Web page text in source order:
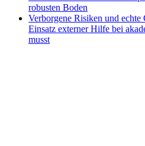
robusten Boden
Verborgene Risiken und echte
Einsatz externer Hilfe bei
musst